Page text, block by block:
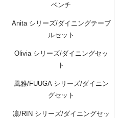
ベンチ
Anita シリーズ/ダイニングテーブ
ルセット
Olivia シリーズ/ダイニングセッ
ト
風雅/FUUGA シリーズ/ダイニン
グセット
凛/RIN シリーズ/ダイニングセッ